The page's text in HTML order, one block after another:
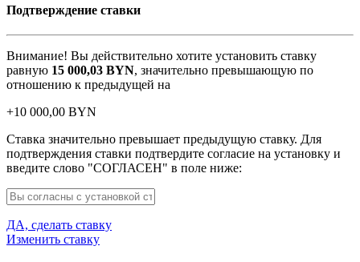
Подтверждение ставки
Внимание! Вы действительно хотите установить ставку
равную 15 000,03 BYN, значительно превышающую по
отношению к предыдущей на
+10 000,00 BYN
Ставка значительно превышает предыдущую ставку. Для
подтверждения ставки подтвердите согласие на установку и
введите слово "СОГЛАСЕН" в поле ниже:
ДА, сделать ставку
Изменить ставку